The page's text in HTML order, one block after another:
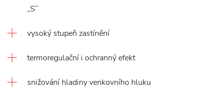
„S“
vysoký stupeň zastínění
termoregulační i ochranný efekt
snižování hladiny venkovního hluku